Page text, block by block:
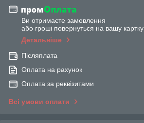
Ви отримаєте замовлення
або гроші повернуться на вашу картку
Детальніше
Післяплата
Оплата на рахунок
Оплата за реквізитами
Всі умови оплати